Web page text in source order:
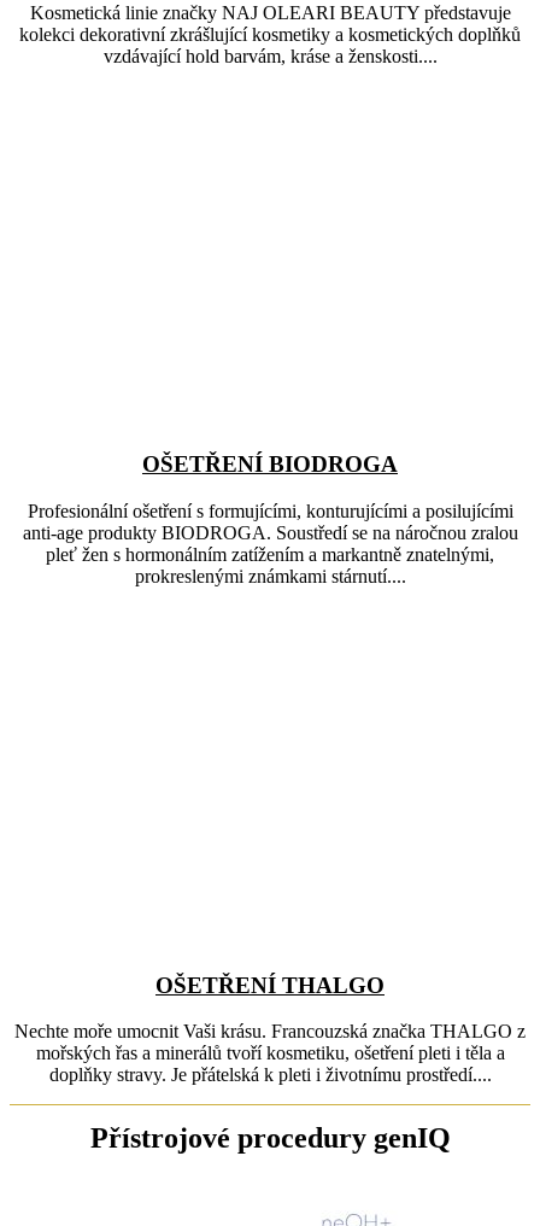
Kosmetická linie značky NAJ OLEARI BEAUTY představuje
kolekci dekorativní zkrášlující kosmetiky a kosmetických doplňků
vzdávající hold barvám, kráse a ženskosti....
OŠETŘENÍ BIODROGA
Profesionální ošetření s formujícími, konturujícími a posilujícími
anti-age produkty BIODROGA. Soustředí se na náročnou zralou
pleť žen s hormonálním zatížením a markantně znatelnými,
prokreslenými známkami stárnutí....
OŠETŘENÍ THALGO
Nechte moře umocnit Vaši krásu. Francouzská značka THALGO z
mořských řas a minerálů tvoří kosmetiku, ošetření pleti i těla a
doplňky stravy. Je přátelská k pleti i životnímu prostředí....
Přístrojové procedury genIQ